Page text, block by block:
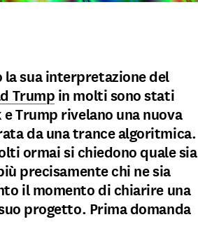
sua interpretazione del
Trump in molti sono stati
Trump rivelano una nuova
da una trance algoritmica.
ormai si chiedono quale sia
precisamente chi ne sia
il momento di chiarire una
progetto. Prima domanda